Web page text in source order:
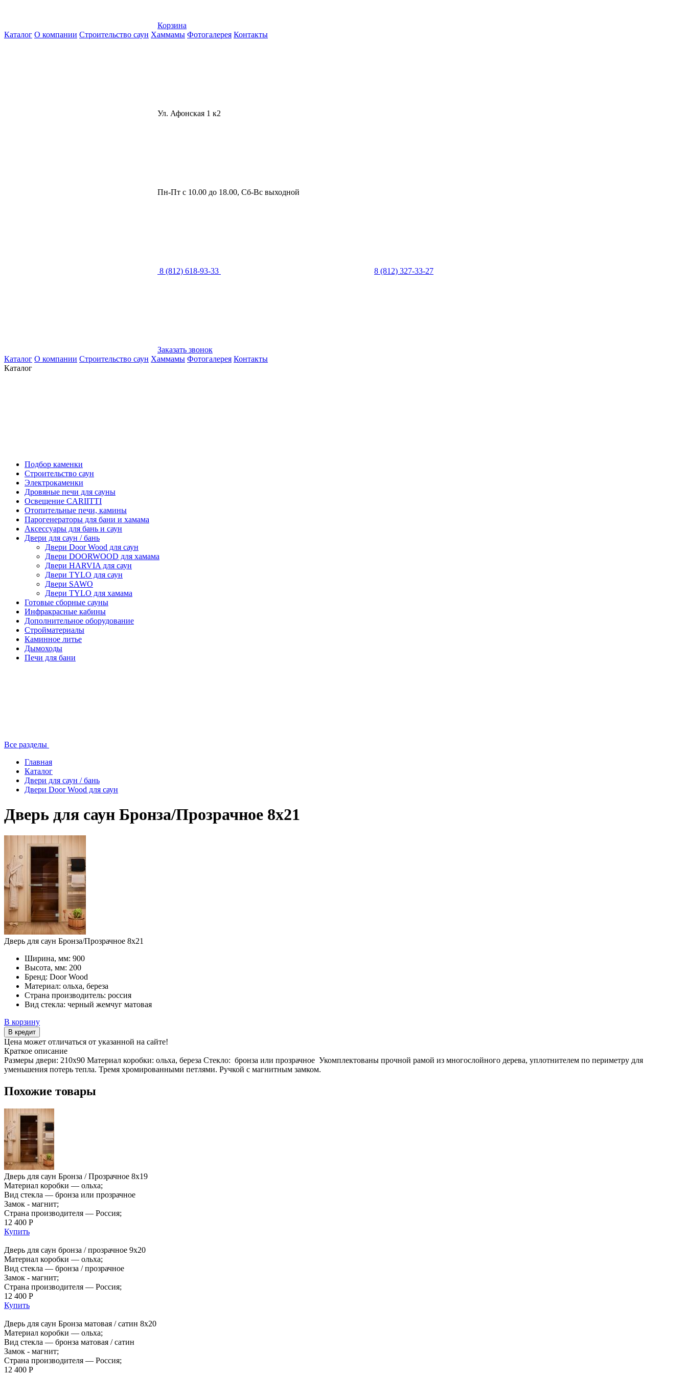
Корзина
Каталог О компании Строительство саун Хаммамы Фотогалерея Контакты
Ул. Афонская 1 к2
Пн-Пт с 10.00 до 18.00, Сб-Вс выходной
8 (812) 618-93-33 8 (812) 327-33-27
Заказать звонок
Каталог О компании Строительство саун Хаммамы Фотогалерея Контакты
Каталог
Подбор каменки
Строительство саун
Электрокаменки
Дровяные печи для сауны
Освещение CARIITTI
Отопительные печи, камины
Парогенераторы для бани и хамама
Аксессуары для бань и саун
Двери для саун / бань
Двери Door Wood для саун
Двери DOORWOOD для хамама
Двери HARVIA для саун
Двери TYLO для саун
Двери SAWO
Двери TYLO для хамама
Готовые сборные сауны
Инфракрасные кабины
Дополнительное оборудование
Стройматериалы
Каминное литье
Дымоходы
Печи для бани
Все разделы
Главная
Каталог
Двери для саун / бань
Двери Door Wood для саун
Дверь для саун Бронза/Прозрачное 8х21
Дверь для саун Бронза/Прозрачное 8х21
Ширина, мм: 900
Высота, мм: 200
Бренд: Door Wood
Материал: ольха, береза
Страна производитель: россия
Вид стекла: черный жемчуг матовая
В корзину
В кредит
Цена может отличаться от указанной на сайте!
Краткое описание
Размеры двери: 210х90 Материал коробки: ольха, береза Стекло: бронза или прозрачное Укомплектованы прочной рамой из многослойного дерева, уплотнителем по периметру для
уменьшения потерь тепла. Тремя хромированными петлями. Ручкой с магнитным замком.
Похожие товары
Дверь для саун Бронза / Прозрачное 8х19
Материал коробки — ольха;
Вид стекла — бронза или прозрачное
Замок - магнит;
Страна производителя — Россия;
12 400 Р
Купить
Дверь для саун бронза / прозрачное 9х20
Материал коробки — ольха;
Вид стекла — бронза / прозрачное
Замок - магнит;
Страна производителя — Россия;
12 400 Р
Купить
Дверь для саун Бронза матовая / сатин 8х20
Материал коробки — ольха;
Вид стекла — бронза матовая / сатин
Замок - магнит;
Страна производителя — Россия;
12 400 Р